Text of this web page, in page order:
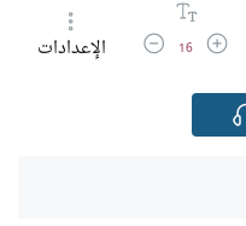
زيادة حجم الخط
16 تقليل حجم الخط
الإعدادات